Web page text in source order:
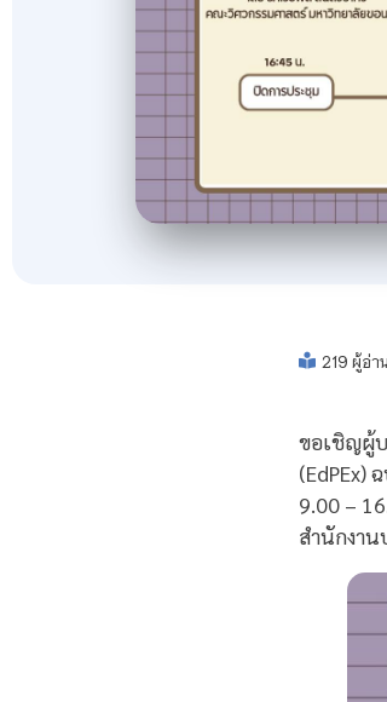
219 ผู้อ่า
ขอเชิญผู้บ
(EdPEx)
9.00 –
สำนักงาน